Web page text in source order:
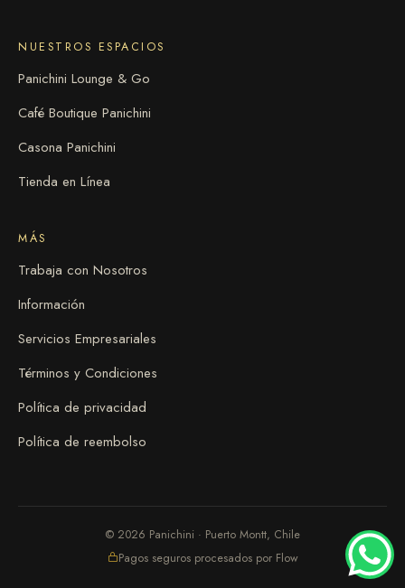
NUESTROS ESPACIOS
Panichini Lounge & Go
Café Boutique Panichini
Casona Panichini
Tienda en Línea
MÁS
Trabaja con Nosotros
Información
Servicios Empresariales
Términos y Condiciones
Política de privacidad
Política de reembolso
© 2026 Panichini · Puerto Montt, Chile
Pagos seguros procesados por Flow